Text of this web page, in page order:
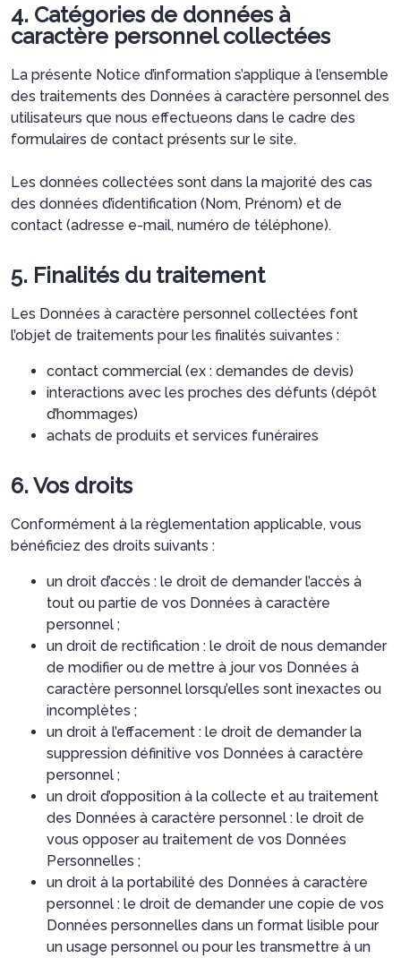
4. Catégories de données à
caractère personnel collectées
La présente Notice d’information s’applique à l’ensemble
des traitements des Données à caractère personnel des
utilisateurs que nous effectueons dans le cadre des
formulaires de contact présents sur le site.
Les données collectées sont dans la majorité des cas
des données d’identification (Nom, Prénom) et de
contact (adresse e-mail, numéro de téléphone).
5. Finalités du traitement
Les Données à caractère personnel collectées font
l’objet de traitements pour les finalités suivantes :
contact commercial (ex : demandes de devis)
interactions avec les proches des défunts (dépôt
d’hommages)
achats de produits et services funéraires
6. Vos droits
Conformément à la règlementation applicable, vous
bénéficiez des droits suivants :
un droit d’accès : le droit de demander l’accès à
tout ou partie de vos Données à caractère
personnel ;
un droit de rectification : le droit de nous demander
de modifier ou de mettre à jour vos Données à
caractère personnel lorsqu’elles sont inexactes ou
incomplètes ;
un droit à l’effacement : le droit de demander la
suppression définitive vos Données à caractère
personnel ;
un droit d’opposition à la collecte et au traitement
des Données à caractère personnel : le droit de
vous opposer au traitement de vos Données
Personnelles ;
un droit à la portabilité des Données à caractère
personnel : le droit de demander une copie de vos
Données personnelles dans un format lisible pour
un usage personnel ou pour les transmettre à un